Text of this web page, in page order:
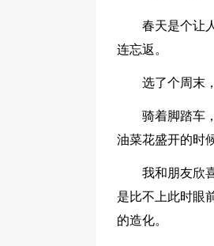
春天是个让
连忘返。
选了个周末
骑着脚踏车
油菜花盛开的时
我和朋友欣
是比不上此时眼
的造化。